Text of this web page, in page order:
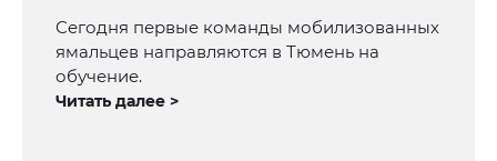
Сегодня первые команды мобилизованных
ямальцев направляются в Тюмень на
обучение.
Читать далее >